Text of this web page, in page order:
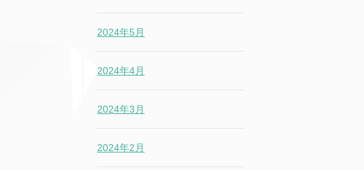
2024年5月
2024年4月
2024年3月
2024年2月